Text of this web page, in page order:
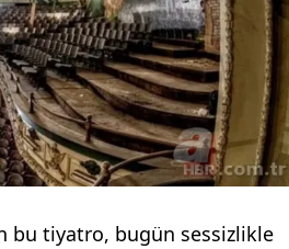
bu tiyatro, bugün sessizlikle